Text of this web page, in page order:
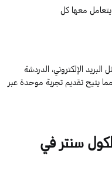
معها كل
الإلكتروني، الدردشة
يتيح تقديم تجربة موحدة عبر
سنتر في